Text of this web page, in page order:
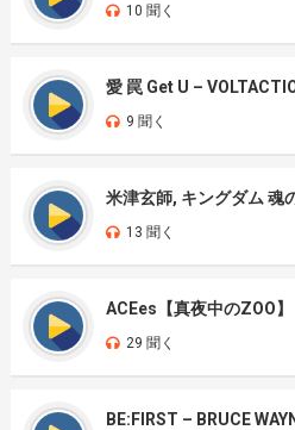
10 聞く
愛 罠 Get U –
9 聞く
米津玄師, キングダム 魂
13 聞く
ACEes【真夜中のZOO】
29 聞く
BE:FIRST – BRUCE